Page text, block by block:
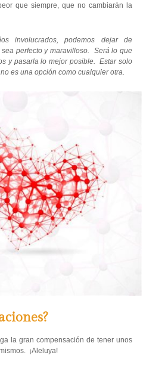
que siempre, que no cambiarán la
involucrados, podemos dejar de
perfecto y maravilloso. Será lo que
y pasarla lo mejor posible. Estar solo
es una opción como cualquier otra.
la gran compensación de tener unos
¡Aleluya!